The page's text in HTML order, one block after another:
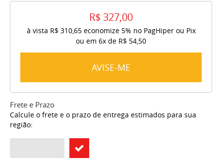
R$ 327,00
à vista R$ 310,65economize 5% no PagHiper ou Pix
ou em 6x de R$ 54,50
AVISE-ME
Frete e Prazo
Calcule o frete e o prazo de entrega estimados para sua
região: